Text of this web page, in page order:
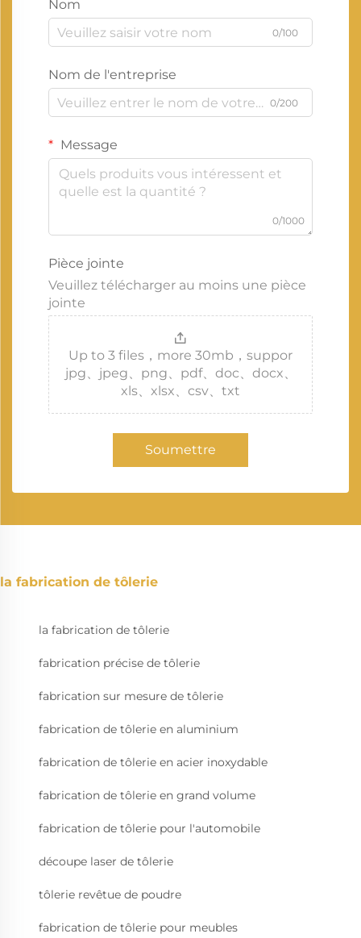
Nom
0/100
Nom de l'entreprise
0/200
Message
0/1000
Pièce jointe
Veuillez télécharger au moins une pièce
jointe
Up to 3 files，more 30mb，suppor
jpg、jpeg、png、pdf、doc、docx、
xls、xlsx、csv、txt
Soumettre
la fabrication de tôlerie
la fabrication de tôlerie
fabrication précise de tôlerie
fabrication sur mesure de tôlerie
fabrication de tôlerie en aluminium
fabrication de tôlerie en acier inoxydable
fabrication de tôlerie en grand volume
fabrication de tôlerie pour l'automobile
découpe laser de tôlerie
tôlerie revêtue de poudre
fabrication de tôlerie pour meubles